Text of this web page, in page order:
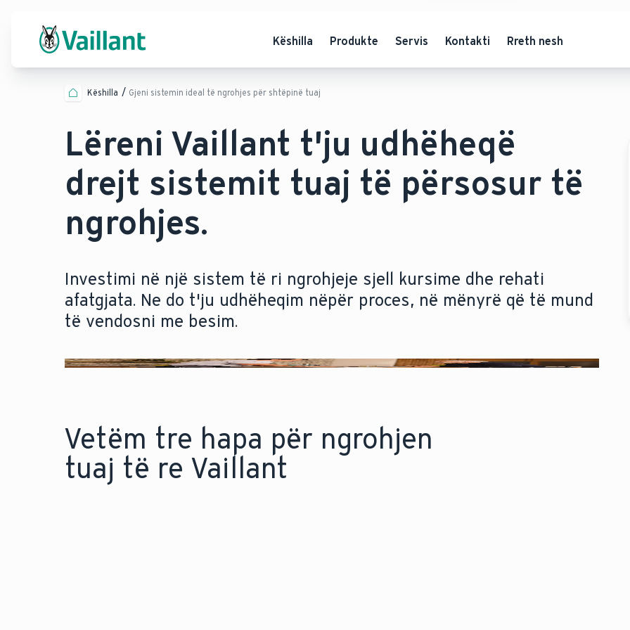
Këshilla Produkte Servis Kontakti Rreth nesh
Këshilla Gjeni sistemin ideal të ngrohjes për shtëpinë tuaj
Lëreni Vaillant t'ju udhëheqë
drejt sistemit tuaj të përsosur të
ngrohjes.
Investimi në një sistem të ri ngrohjeje sjell kursime dhe rehati
afatgjata. Ne do t'ju udhëheqim nëpër proces, në mënyrë që të mund
të vendosni me besim.
Vetëm tre hapa për ngrohjen
tuaj të re Vaillant